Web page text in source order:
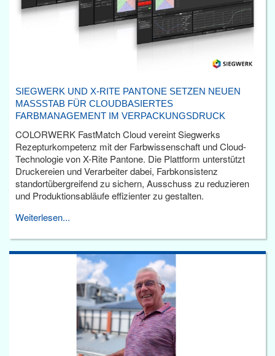
SIEGWERK UND X-RITE PANTONE SETZEN NEUEN
MASSSTAB FÜR CLOUDBASIERTES F
ARBMANAGEMENT IM VERPACKUNGSDRUCK
COLORWERK FastMatch Cloud vereint Siegwerks
Rezepturkompetenz mit der Farbwissenschaft und Cloud-
Technologie von X-Rite Pantone. Die Plattform unterstützt
Druckereien und Verarbeiter dabei, Farbkonsistenz
standortübergreifend zu sichern, Ausschuss zu reduzieren
und Produktionsabläufe effizienter zu gestalten.
Weiterlesen...